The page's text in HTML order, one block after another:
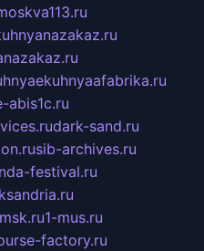
abis1c.ru
dark-sand.ru
sib-archives.ru
festival.ru
1-mus.ru
factory.ru